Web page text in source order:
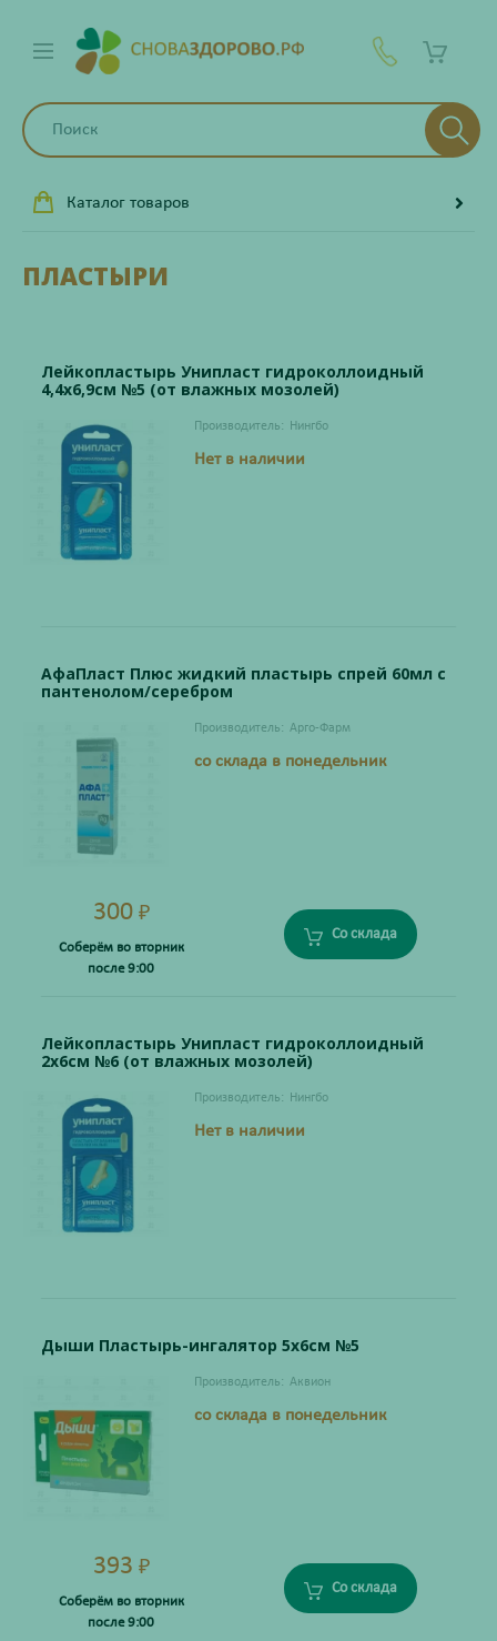
Каталог товаров
ПЛАСТЫРИ
Лейкопластырь Унипласт гидроколлоидный
4,4х6,9см №5 (от влажных мозолей)
Производитель: Нингбо
Нет в наличии
АфаПласт Плюс жидкий пластырь спрей 60мл с
пантенолом/серебром
Производитель: Арго-Фарм
со склада в понедельник
300 ₽
Соберём во вторник
после 9:00
Со склада
Лейкопластырь Унипласт гидроколлоидный
2х6см №6 (от влажных мозолей)
Производитель: Нингбо
Нет в наличии
Дыши Пластырь-ингалятор 5х6см №5
Производитель: Аквион
со склада в понедельник
393 ₽
Соберём во вторник
после 9:00
Со склада